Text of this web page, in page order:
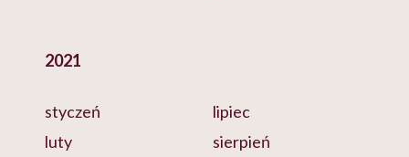
2021
styczeń
luty
lipiec
sierpień